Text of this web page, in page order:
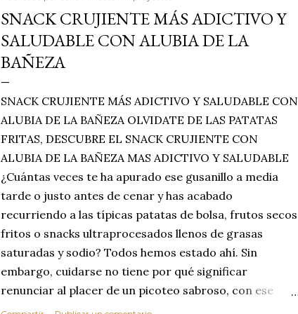
SNACK CRUJIENTE MÁS ADICTIVO Y
SALUDABLE CON ALUBIA DE LA
BAÑEZA
SNACK CRUJIENTE MÁS ADICTIVO Y SALUDABLE CON
ALUBIA DE LA BAÑEZA OLVIDATE DE LAS PATATAS
FRITAS, DESCUBRE EL SNACK CRUJIENTE CON
ALUBIA DE LA BAÑEZA MAS ADICTIVO Y SALUDABLE
¿Cuántas veces te ha apurado ese gusanillo a media
tarde o justo antes de cenar y has acabado
recurriendo a las típicas patatas de bolsa, frutos secos
fritos o snacks ultraprocesados llenos de grasas
saturadas y sodio? Todos hemos estado ahí. Sin
embargo, cuidarse no tiene por qué significar
renunciar al placer de un picoteo sabroso, con ese
toque tostado y crujiente que tanto nos satisface.